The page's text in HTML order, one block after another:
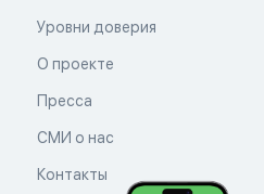
Уровни доверия
О проекте
Пресса
СМИ о нас
Контакты